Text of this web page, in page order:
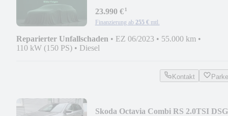
23.990 €¹
Finanzierung ab 255 € mtl.
Reparierter Unfallschaden • EZ 06/2023 • 55.000 km •
110 kW (150 PS) • Diesel
Kontakt
Skoda Octavia Combi RS 2.0TSI DSG